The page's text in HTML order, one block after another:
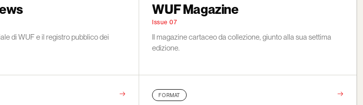
di WUF e il registro pubblico dei
WUF Magazine
Issue 07
Il magazine cartaceo da collezione, giunto alla sua settima
edizione.
→ FORMAT →